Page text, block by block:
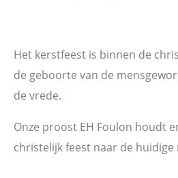
Het kerstfeest is binnen de
de geboorte van de
de vrede.
Onze proost EH Foulon houdt
christelijk feest naar de